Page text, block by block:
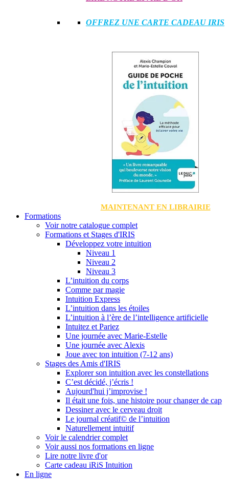
OFFREZ UNE CARTE CADEAU IRIS
MAINTENANT EN LIBRAIRIE
Formations
Voir notre catalogue complet
Formations et Stages d'IRIS
Développez votre intuition
Niveau 1
Niveau 2
Niveau 3
L’intuition du corps
Comme par magie
Intuition Express
L’intuition dans les étoiles
L’intuition à l’ère de l’intelligence artificielle
Intuitez et Pariez
Une journée avec Marie-Estelle
Une journée avec Alexis
Joue avec ton intuition (7-12 ans)
Stages des Amis d'IRIS
Explorer son intuition avec les constellations
C’est décidé, j’écris !
Aujourd'hui j’improvise !
Il était une fois, une histoire pour changer de cap
Dessiner avec le cerveau droit
Le journal créatif© de l’intuition
Naturellement intuitif
Voir le calendrier complet
Voir aussi nos formations en ligne
Lire notre livre d'or
Carte cadeau iRiS Intuition
En ligne